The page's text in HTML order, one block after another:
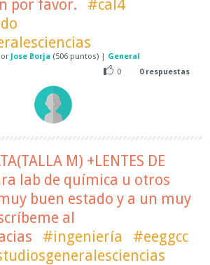
por favor.
#cal4
Jose Borja (506 puntos) | General
0
0respuestas
M) +LENTES DE
lab de química u otros
buen estado y a un muy
al
#ingeniería
#eeggcc